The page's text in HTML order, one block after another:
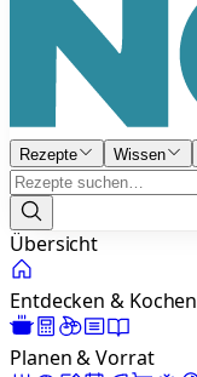
Rezepte Wissen
Übersicht
Entdecken & Kochen
Planen & Vorrat